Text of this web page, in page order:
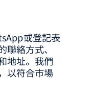
或登記表
絡方式、
地址。我們
以符合市場